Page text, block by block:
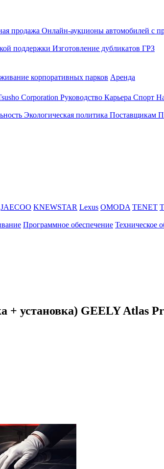
продажа Онлайн-аукционы автомобилей с
поддержки Изготовление дубликатов ГРЗ
корпоративных парков Аренда
Corporation Руководство Карьера Спорт
Экологическая политика Поставщикам
JAECOO KNEWSTAR Lexus OMODA TENET
Программное обеспечение Техническое
+ установка) GEELY Atlas